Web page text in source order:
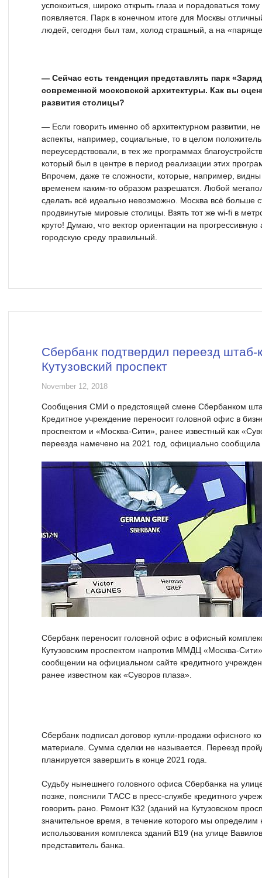
успокоиться, широко открыть глаза и порадоваться
появляется. Парк в конечном итоге для Москвы
людей, сегодня был там, холод страшный, а на
— Сейчас есть тенденция представлять парк
современной московской архитектуры. Как вы
развития столицы?
— Если говорить именно об архитектурном развитии,
аспекты, например, социальные, то в целом
переусердствовали, в тех же программах
который был в центре в период реализации этих
Впрочем, даже те сложности, которые, например, видны
временем каким-то образом разрешатся. Любой
сделать всё идеально невозможно. Москва всё больше
продвинутые мировые столицы. Взять тот же wi-fi в
круто! Думаю, что вектор ориентации на
городскую среду правильный.
Сбербанк подтвердил переезд штаб-
Кутузовский проспект
November 12, 2018
Сообщения СМИ о предстоящей смене Сбербанком
Кредитное учреждение переносит головной офис в
проспектом и «Москва-Сити», ранее известный как
переезда намечено на 2021 год, официально сообщила
Сбербанк переносит головной офис в офисный
Кутузовским проспектом напротив ММДЦ «Москва-
сообщении на официальном сайте кредитного
ранее известном как «Суворов плаза».
Сбербанк подписал договор купли-продажи офисного
материале. Сумма сделки не называется. Переезд
планируется завершить в конце 2021 года.
Судьбу нынешнего головного офиса Сбербанка на
позже, пояснили ТАСС в пресс-службе кредитного
говорить рано. Ремонт К32 (зданий на Кутузовском
значительное время, в течение которого мы
использования комплекса зданий В19 (на улице
представитель банка.